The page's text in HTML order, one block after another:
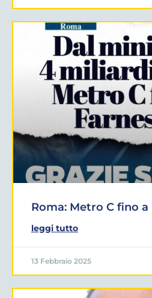
Roma: Metro C fino a
leggi tutto
13 Febbraio 2025